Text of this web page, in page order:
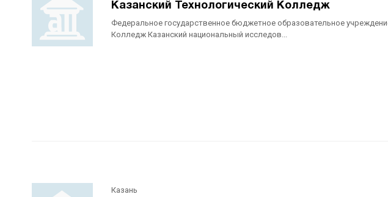
Казанский Технологический Колледж
Федеральное государственное бюджетное образовательное
Колледж Казанский национальный исследов...
Казань